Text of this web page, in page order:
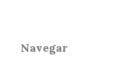
Navegar